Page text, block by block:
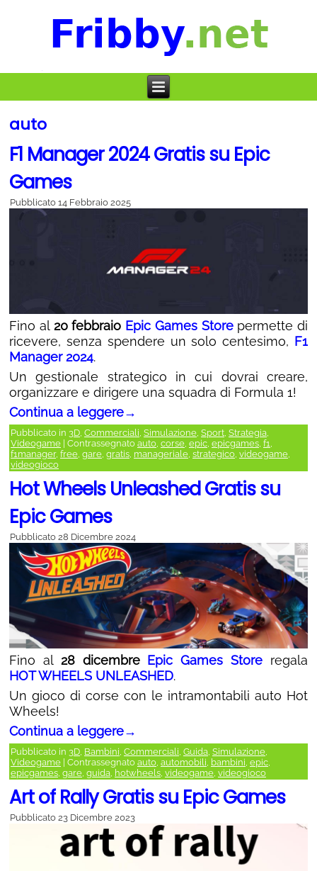
auto
F1 Manager 2024 Gratis su Epic
Games
Pubblicato 14 Febbraio 2025
Fino al 20 febbraio Epic Games Storepermette di
ricevere, senza spendere un solo centesimo, F1
Manager 2024.
Un gestionale strategico in cui dovrai creare,
organizzare e dirigere una squadra di Formula 1!
Continua a leggere→
Pubblicato in 3D, Commerciali, Simulazione, Sport, Strategia,
Videogame Contrassegnato auto, corse, epic, epicgames, f1,
f1manager, free, gare, gratis, manageriale, strategico, videogame,
videogioco
Hot Wheels Unleashed Gratis su
Epic Games
Pubblicato 28 Dicembre 2024
Fino al 28 dicembre Epic Games Store regala
HOT WHEELS UNLEASHED.
Un gioco di corse con le intramontabili auto Hot
Wheels!
Continua a leggere→
Pubblicato in 3D, Bambini, Commerciali, Guida, Simulazione,
Videogame Contrassegnato auto, automobili, bambini, epic,
epicgames, gare, guida, hotwheels, videogame, videogioco
Art of Rally Gratis su Epic Games
Pubblicato 23 Dicembre 2023